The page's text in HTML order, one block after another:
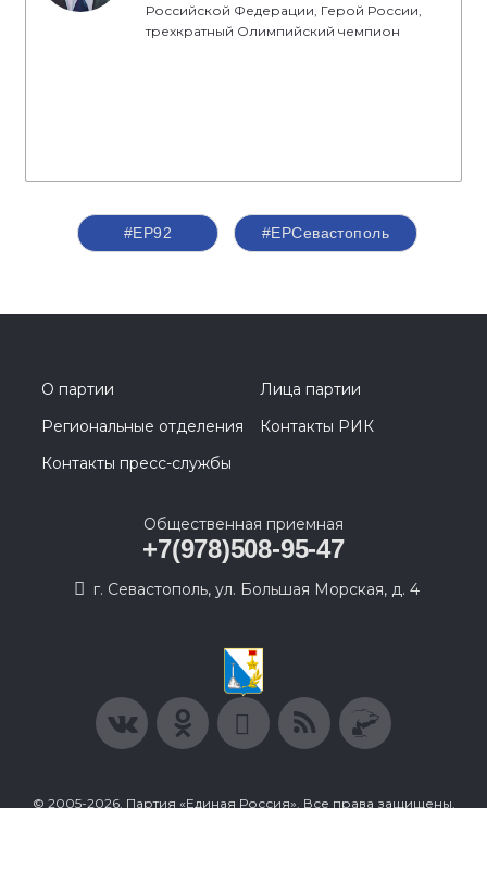
Российской Федерации, Герой России,
трехкратный Олимпийский чемпион
#ЕР92 #ЕРСевастополь
О партии
Лица партии
Региональные отделения
Контакты РИК
Контакты пресс-службы
Общественная приемная
+7(978)508-95-47
г. Севастополь, ул. Большая Морская, д. 4
© 2005-2026, Партия «Единая Россия». Все права защищены.